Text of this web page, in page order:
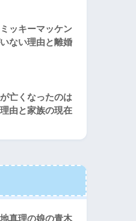
ッキーマッケン
ない理由と離婚
亡くなったのは
由と家族の現在
真理の娘の青木